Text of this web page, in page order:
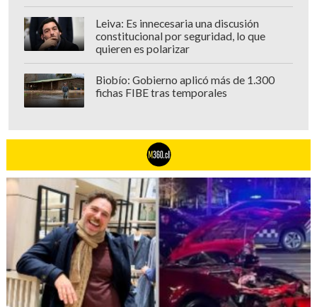
Leiva: Es innecesaria una discusión
constitucional por seguridad, lo que
quieren es polarizar
Biobío: Gobierno aplicó más de 1.300
fichas FIBE tras temporales